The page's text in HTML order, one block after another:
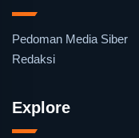
Pedoman Media Siber
Redaksi
Explore